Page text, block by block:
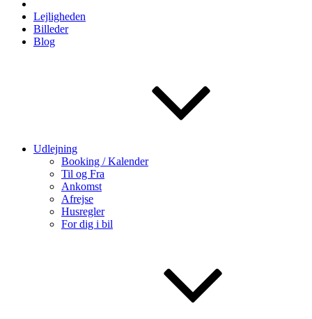
Lejligheden
Billeder
Blog
Udlejning
Booking / Kalender
Til og Fra
Ankomst
Afrejse
Husregler
For dig i bil